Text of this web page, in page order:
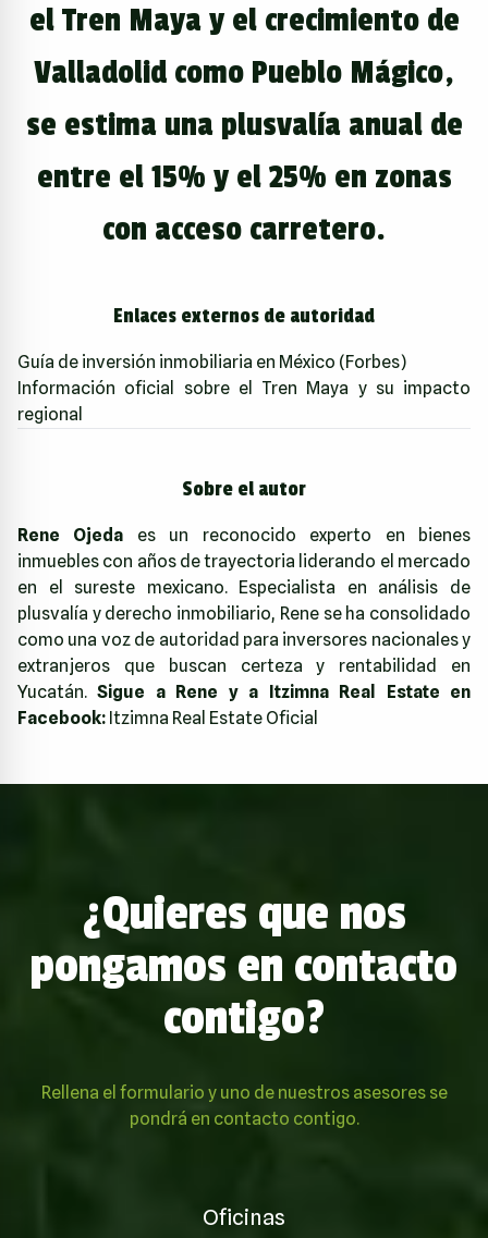
el Tren Maya y el crecimiento de
Valladolid como Pueblo Mágico,
se estima una plusvalía anual de
entre el 15% y el 25% en zonas
con acceso carretero.
Enlaces externos de autoridad
Guía de inversión inmobiliaria en México (Forbes)
Información oficial sobre el Tren Maya y su impacto
regional
Sobre el autor
Rene Ojeda es un reconocido experto en bienes
inmuebles con años de trayectoria liderando el mercado
en el sureste mexicano. Especialista en análisis de
plusvalía y derecho inmobiliario, Rene se ha consolidado
como una voz de autoridad para inversores nacionales y
extranjeros que buscan certeza y rentabilidad en
Yucatán.Sigue a Rene y a Itzimna Real Estate en
Facebook: Itzimna Real Estate Oficial
¿Quieres que nos
pongamos en contacto
contigo?
Rellena el formulario y uno de nuestros asesores se
pondrá en contacto contigo.
Oficinas